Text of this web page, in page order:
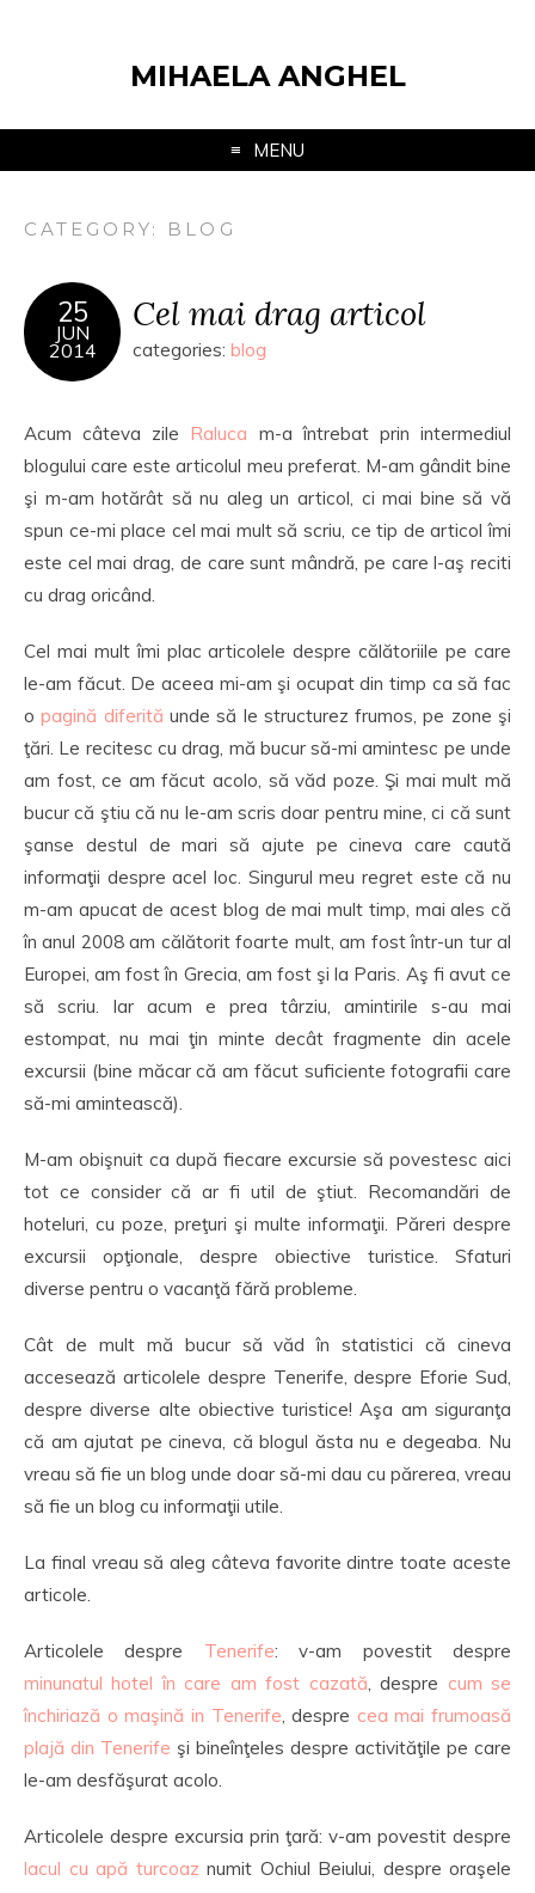
MIHAELA ANGHEL
MENU
CATEGORY: BLOG
25
JUN
2014
Cel mai drag articol
categories: blog
Acum câteva zile Raluca m-a întrebat prin intermediul
blogului care este articolul meu preferat. M-am gândit bine
şi m-am hotărât să nu aleg un articol, ci mai bine să vă
spun ce-mi place cel mai mult să scriu, ce tip de articol îmi
este cel mai drag, de care sunt mândră, pe care l-aş reciti
cu drag oricând.
Cel mai mult îmi plac articolele despre călătoriile pe care
le-am făcut. De aceea mi-am şi ocupat din timp ca să fac
opagină diferită unde să le structurez frumos, pe zone şi
ţări. Le recitesc cu drag, mă bucur să-mi amintesc pe unde
am fost, ce am făcut acolo, să văd poze. Şi mai mult mă
bucur că ştiu că nu le-am scris doar pentru mine, ci că sunt
şanse destul de mari să ajute pe cineva care caută
informaţii despre acel loc. Singurul meu regret este că nu
m-am apucat de acest blog de mai mult timp, mai ales că
în anul 2008 am călătorit foarte mult, am fost într-un tur al
Europei, am fost în Grecia, am fost şi la Paris. Aş fi avut ce
să scriu. Iar acum e prea târziu, amintirile s-au mai
estompat, nu mai ţin minte decât fragmente din acele
excursii (bine măcar că am făcut suficiente fotografii care
să-mi amintească).
M-am obişnuit ca după fiecare excursie să povestesc aici
tot ce consider că ar fi util de ştiut. Recomandări de
hoteluri, cu poze, preţuri şi multe informaţii. Păreri despre
excursii opţionale, despre obiective turistice. Sfaturi
diverse pentru o vacanţă fără probleme.
Cât de mult mă bucur să văd în statistici că cineva
accesează articolele despre Tenerife, despre Eforie Sud,
despre diverse alte obiective turistice! Aşa am siguranţa
că am ajutat pe cineva, că blogul ăsta nu e degeaba. Nu
vreau să fie un blog unde doar să-mi dau cu părerea, vreau
să fie un blog cu informaţii utile.
La final vreau să aleg câteva favorite dintre toate aceste
articole.
Articolele despre Tenerife: v-am povestit despre
minunatul hotel în care am fost cazată, despre cum se
închiriază o maşină in Tenerife, despre cea mai frumoasă
plajă din Tenerife şi bineînţeles despre activităţile pe care
le-am desfăşurat acolo.
Articolele despre excursia prin ţară: v-am povestit despre
lacul cu apă turcoaz numit Ochiul Beiului, despre oraşele